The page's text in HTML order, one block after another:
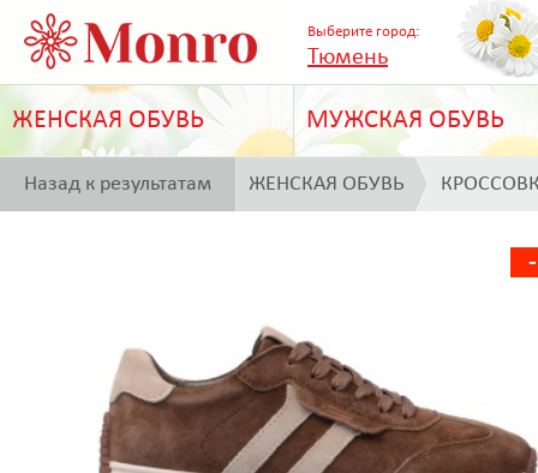
Выберите город:
Тюмень
ЖЕНСКАЯ ОБУВЬ МУЖСКАЯ ОБУВЬ
Назад к результатам ЖЕНСКАЯ ОБУВЬ